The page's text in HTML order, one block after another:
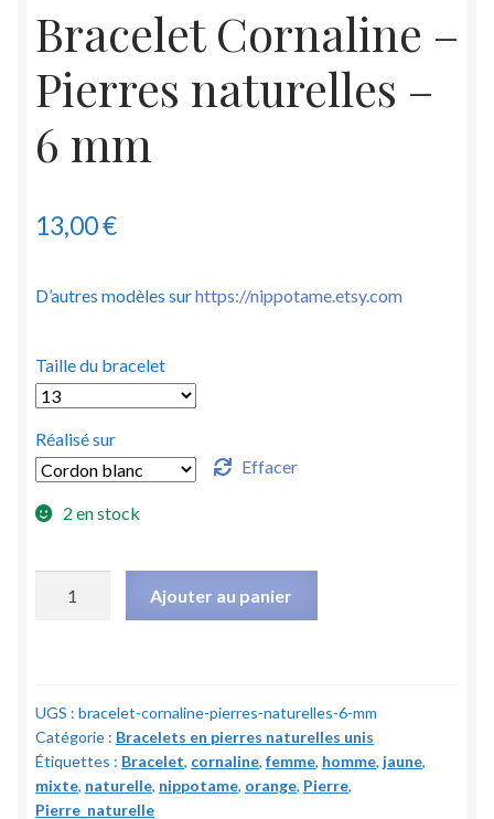
Bracelet Cornaline –
Pierres naturelles –
6 mm
13,00€
D’autres modèles surhttps://nippotame.etsy.com
Taille du bracelet
Réalisé sur
Effacer
2 en stock
Pierres
naturelles
6
Ajouter au panier
UGS : bracelet-cornaline-pierres-naturelles-6-mm
Catégorie : Bracelets en pierres naturelles unis
Étiquettes : Bracelet, cornaline, femme, homme, jaune,
mixte, naturelle, nippotame, orange, Pierre,
Pierre_naturelle